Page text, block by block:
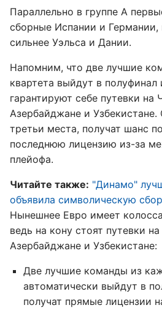
Параллельно в группе А
сборные Испании и Германии,
сильнее Уэльса и Дании.
Напомним, что две лучшие
квартета выйдут в полуфинал
гарантируют себе путевки
Азербайджане и
третьи места, получат шанс
последнюю лицензию из-за
плейофа.
Читайте также: "Динамо"
объявила символическую
Нынешнее Евро имеет
ведь на кону стоят путевки
Азербайджане и Узбекистане:
Две лучшие команды из
автоматически выйдут в
получат прямые лицензии